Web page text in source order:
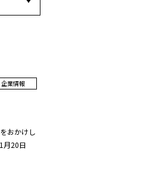
企業情報
おかけし
月20日